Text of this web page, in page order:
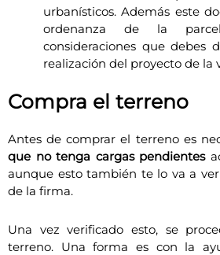
urbanísticos. Además este
ordenanza de la
consideraciones que debes
realización del proyecto de la
Compra el terreno
Antes de comprar el terreno es
que no tenga cargas pendientes
aunque esto también te lo va a
de la firma.
Una vez verificado esto, se
terreno. Una forma es con la